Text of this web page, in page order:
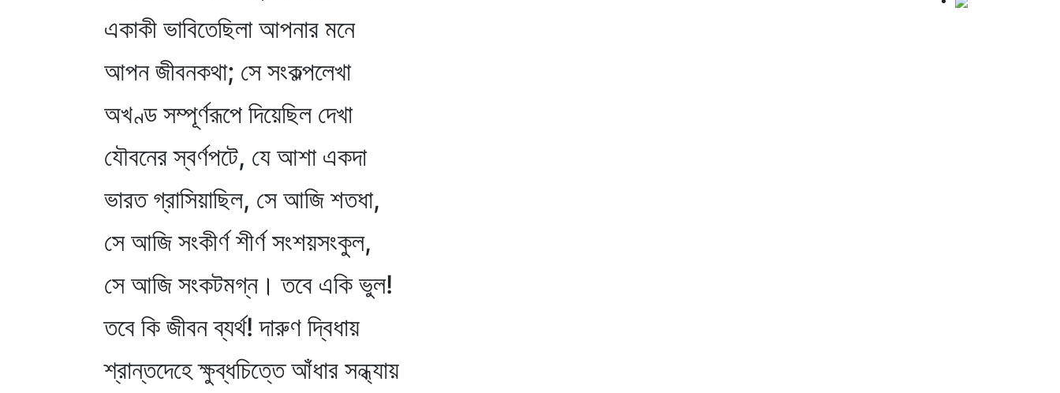
একাকী ভাবিতেছিলা আপনার মনে
আপন জীবনকথা; সে সংকল্পলেখা
অখণ্ড সম্পূর্ণরূপে দিয়েছিল দেখা
যৌবনের স্বর্ণপটে, যে আশা একদা
ভারত গ্রাসিয়াছিল, সে আজি শতধা,
সে আজি সংকীর্ণ শীর্ণ সংশয়সংকুল,
সে আজি সংকটমগ্ন। তবে একি ভুল!
তবে কি জীবন ব্যর্থ! দারুণ দ্বিধায়
শ্রান্তদেহে ক্ষুব্ধচিত্তে আঁধার সন্ধ্যায়